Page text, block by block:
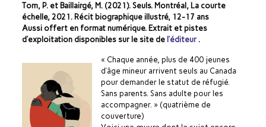
Tom, P. et Baillairgé, M. (2021). Seuls. Montréal, La courte
échelle, 2021. Récit biographique illustré, 12-17 ans
Aussi offert en format numérique. Extrait et pistes
d’exploitation disponibles sur le site de l’éditeur .
« Chaque année, plus de 400 jeunes
d’âge mineur arrivent seuls au Canada
pour demander le statut de réfugié.
Sans parents. Sans adulte pour les
accompagner. » (quatrième de
couverture)